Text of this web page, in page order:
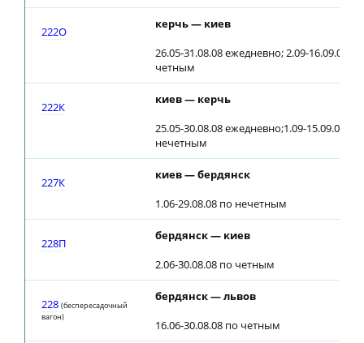
222О
керчь — киев
26.05-31.08.08 ежедневно; 2.09-16.09.08 по
четным
222К
киев — керчь
25.05-30.08.08 ежедневно;1.09-15.09.08 по
нечетным
227К
киев — бердянск
1.06-29.08.08 по нечетным
228П
бердянск — киев
2.06-30.08.08 по четным
228 (беспересадочный
вагон)
бердянск — львов
16.06-30.08.08 по четным